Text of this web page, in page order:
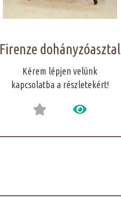
Firenze dohányzóasztal
Kérem lépjen velünk
kapcsolatba a részletekért!